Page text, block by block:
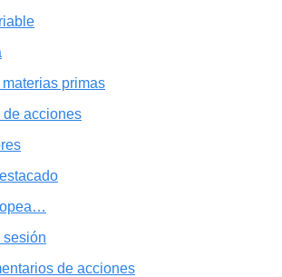
primas
acciones
sesión
de acciones